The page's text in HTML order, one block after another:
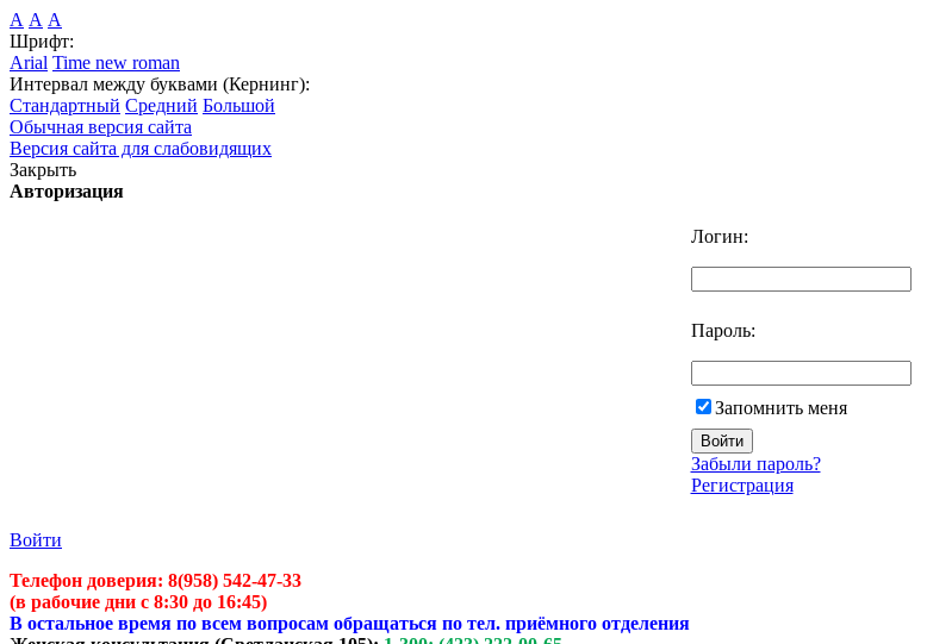
А А А
Шрифт:
Arial Time new roman
Интервал между буквами (Кернинг):
Стандартный Средний Большой
Обычная версия сайта
Версия сайта для слабовидящих
Закрыть
Авторизация
Логин:
Пароль:
Запомнить меня
Забыли пароль?
Регистрация
Войти
Телефон доверия: 8(958) 542-47-33
(в рабочие дни с 8:30 до 16:45)
В остальное время по всем вопросам обращаться по тел. приёмного отделения